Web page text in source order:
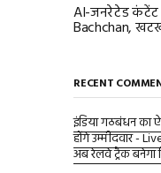
AI-जनरेटेड कंटेंट
Bachchan,
RECENT
इंडिया गठबंधन का
होंगे उम्मीदवार -
अब रेलवे ट्रैक बनेगा